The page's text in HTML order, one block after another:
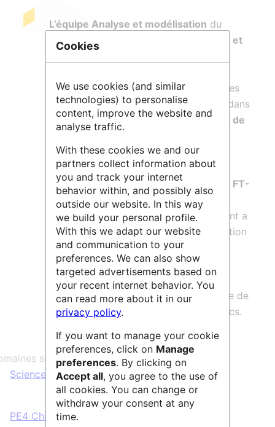
L’équipe Analyse et modélisation du
laboratoire
Chimie organique et
dédiées à la caractérisation de mélanges
très complexes avec des applications dans
le domaine de la santé, de l'énergie et de
l'environnement
spectrométrie de masse et sciences
séparatives du laboratoire COBRA
comprendun spectromètre de masse FT-
ICR solariX 2XRéquipé d'un aimant
supraconducteur de 12 T. Cet instrument a
des performances en termes de résolution
et de précision de mesures de masses
grâce à la combinaison d'un très haut
champ et du mode de détection
quadratique. Cet équipement fait partie de
l’infrastructure de recherche Infranalytics.
scientifiques :
Sciences & Technologies
PE4 Chimie physique et analytique
Cookies
We use cookies (and similar
technologies) to personalise
content, improve the website and
analyse traffic.
With these cookies we and our
partners collect information about
you and track your internet
behavior within, and possibly also
outside our website. In this way
we build your personal profile.
With this we adapt our website
and communication to your
preferences. We can also show
targeted advertisements based on
your recent internet behavior. You
can read more about it in our
privacy policy.
If you want to manage your cookie
preferences, click on Manage
preferences. By clicking on
Accept all, you agree to the use of
all cookies. You can change or
withdraw your consent at any
time.